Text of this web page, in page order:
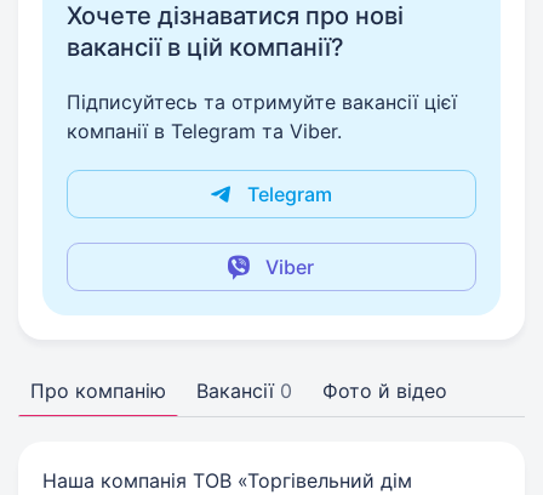
Хочете дізнаватися про нові
вакансії в цій компанії?
Підписуйтесь та отримуйте вакансії цієї
компанії в Telegram та Viber.
Telegram
Viber
Про компанію Вакансії 0 Фото й відео
Наша компанія ТОВ «Торгівельний дім